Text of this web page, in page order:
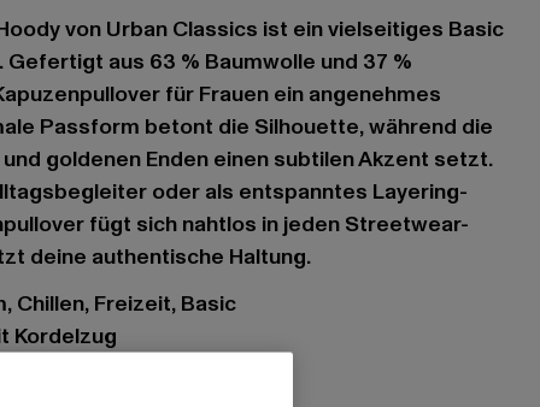
von Urban Classics ist ein vielseitiges Basic
aus 63 % Baumwolle und 37 %
für Frauen ein angenehmes
Passform betont die Silhouette, während die
goldenen Enden einen subtilen Akzent setzt.
oder als entspanntes Layering-
fügt sich nahtlos in jeden Streetwear-
deine authentische Haltung.
Chillen, Freizeit, Basic
Kordelzug